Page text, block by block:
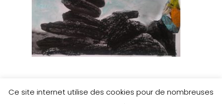
Ce site internet utilise des cookies pour de nombreuses